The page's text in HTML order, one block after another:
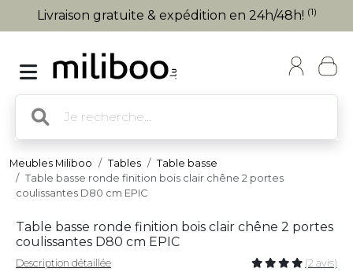
Livraison gratuite & expédition en 24h/48h! (1)
Meubles Miliboo Tables
Table basse
Table basse ronde finition bois clair chêne 2 portes
coulissantes D80 cm EPIC
Table basse ronde finition bois clair chêne 2 portes
coulissantes D80 cm EPIC
Description détaillée (2 avis)